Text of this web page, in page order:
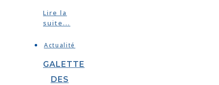
Lire la
suite...
Actualité
GALETTE
DES